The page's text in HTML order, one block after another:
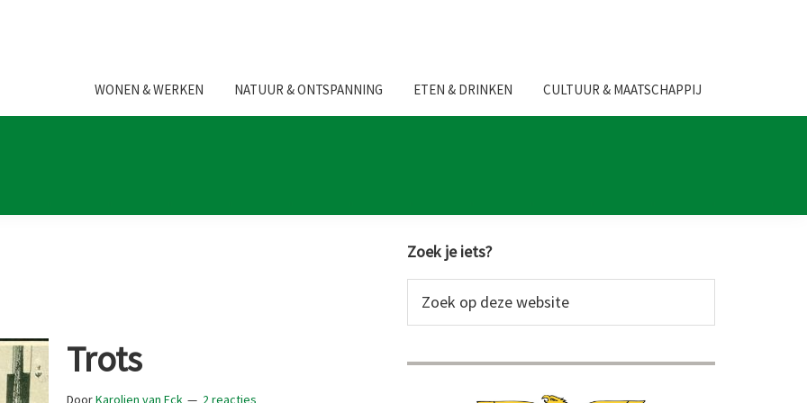
WONEN & WERKEN NATUUR & ONTSPANNING ETEN & DRINKEN CULTUUR & MAATSCHAPPIJ
Trots
DoorKarolien van Eck
2 reacties
Primaire
Sidebar
Zoek je iets?
op
website